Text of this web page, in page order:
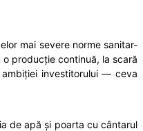
mai severe norme sanitar-
producție continuă, la scară
ambiției investitorului — ceva
de apă și poarta cu cântarul